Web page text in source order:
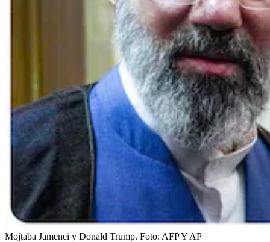
Mojtaba Jamenei y Donald Trump. Foto: AFP Y AP